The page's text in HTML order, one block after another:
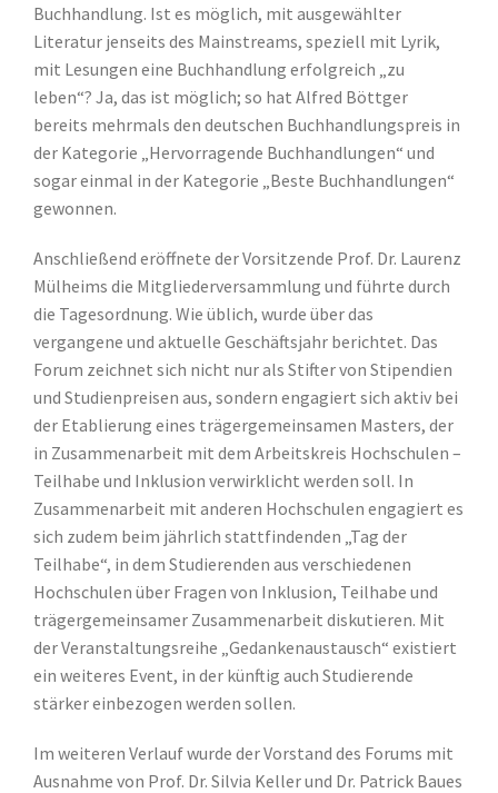
Buchhandlung. Ist es möglich, mit ausgewählter
Literatur jenseits des Mainstreams, speziell mit Lyrik,
mit Lesungen eine Buchhandlung erfolgreich „zu
leben“? Ja, das ist möglich; so hat Alfred Böttger
bereits mehrmals den deutschen Buchhandlungspreis in
der Kategorie „Hervorragende Buchhandlungen“ und
sogar einmal in der Kategorie „Beste Buchhandlungen“
gewonnen.
Anschließend eröffnete der Vorsitzende Prof. Dr. Laurenz
Mülheims die Mitgliederversammlung und führte durch
die Tagesordnung. Wie üblich, wurde über das
vergangene und aktuelle Geschäftsjahr berichtet. Das
Forum zeichnet sich nicht nur als Stifter von Stipendien
und Studienpreisen aus, sondern engagiert sich aktiv bei
der Etablierung eines trägergemeinsamen Masters, der
in Zusammenarbeit mit dem Arbeitskreis Hochschulen –
Teilhabe und Inklusion verwirklicht werden soll. In
Zusammenarbeit mit anderen Hochschulen engagiert es
sich zudem beim jährlich stattfindenden „Tag der
Teilhabe“, in dem Studierenden aus verschiedenen
Hochschulen über Fragen von Inklusion, Teilhabe und
trägergemeinsamer Zusammenarbeit diskutieren. Mit
der Veranstaltungsreihe „Gedankenaustausch“ existiert
ein weiteres Event, in der künftig auch Studierende
stärker einbezogen werden sollen.
Im weiteren Verlauf wurde der Vorstand des Forums mit
Ausnahme von Prof. Dr. Silvia Keller und Dr. Patrick Baues